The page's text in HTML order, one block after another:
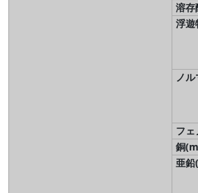
溶
浮
ノ
フ
銅
亜